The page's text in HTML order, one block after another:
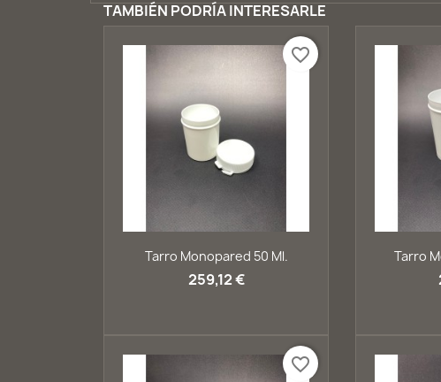
TAMBIÉN PODRÍA INTERESARLE
Vista rápida
Tarro Monopared 50 Ml.
259,12 €
favorite_border

Tarro
favorite_border